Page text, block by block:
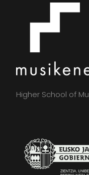
Higher School of